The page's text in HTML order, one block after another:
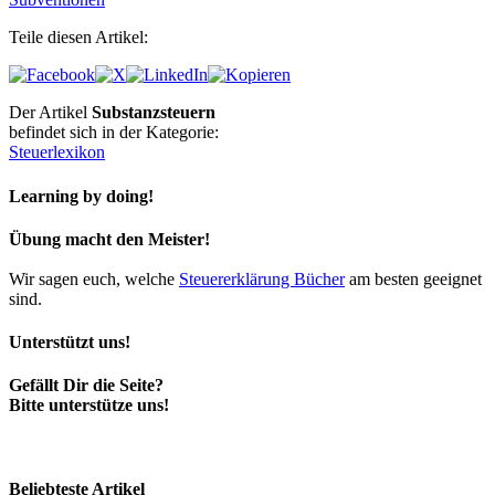
Teile diesen Artikel:
Der Artikel Substanzsteuern
befindet sich in der Kategorie:
Steuerlexikon
Learning by doing!
Übung macht den Meister!
Wir sagen euch, welche Steuererklärung Bücheram besten geeignet
sind.
Unterstützt uns!
Gefällt Dir die Seite?
Bitte unterstütze uns!
Beliebteste Artikel